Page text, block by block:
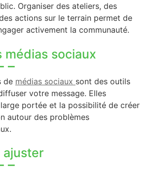
Organiser des ateliers, des
actions sur le terrain permet de
activement la communauté.
médias sociaux
de médias sociaux sont des outils
votre message. Elles
portée et la possibilité de créer
autour des problèmes
ajuster